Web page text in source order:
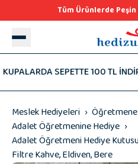
Tüm Ürünlerde
SEPETTE 100 TL İNDİRİM!
Meslek Hediyeleri
Adalet Öğretmenine Hediye
Adalet Öğretmeni Hediye
Filtre Kahve, Eldiven, Bere